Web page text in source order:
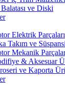
ve Diski
Elektrik Parçaları
Takım ve
Mekanik
& Aksesuar
ve Kaporta